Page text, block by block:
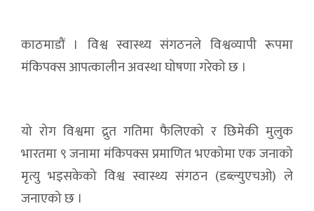
काठमाडौं । विश्व स्वास्थ्य संगठनले विश्वव्यापी रूपमा
मंकिपक्स आपत्कालीन अवस्था घोषणा गरेको छ ।
यो रोग विश्वमा द्रुत गतिमा फैलिएको र छिमेकी मुलुक
भारतमा ९ जनामा मंकिपक्स प्रमाणित भएकोमा एक जनाको
मृत्यु भइसकेको विश्व स्वास्थ्य संगठन (डब्ल्युएचओ) ले
जनाएको छ ।